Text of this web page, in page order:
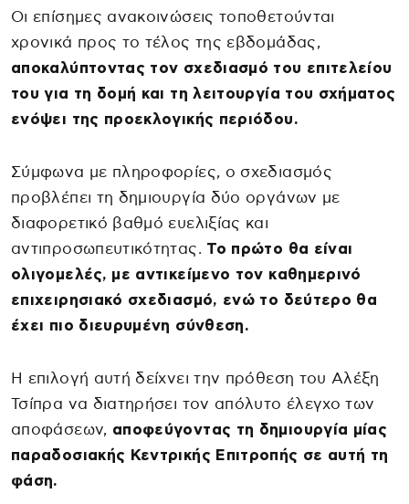
Οι επίσημες ανακοινώσεις τοποθετούνται
χρονικά προς το τέλος της εβδομάδας,
αποκαλύπτοντας τον σχεδιασμό του επιτελείου
του για τη δομή και τη λειτουργία του σχήματος
ενόψει της προεκλογικής περιόδου.
Σύμφωνα με πληροφορίες, ο σχεδιασμός
προβλέπει τη δημιουργία δύο οργάνων με
διαφορετικό βαθμό ευελιξίας και
αντιπροσωπευτικότητας. Το πρώτο θα είναι
ολιγομελές, με αντικείμενο τον καθημερινό
επιχειρησιακό σχεδιασμό, ενώ το δεύτερο θα
έχει πιο διευρυμένη σύνθεση.
Η επιλογή αυτή δείχνει την πρόθεση του Αλέξη
Τσίπρα να διατηρήσει τον απόλυτο έλεγχο των
αποφάσεων, αποφεύγοντας τη δημιουργία μίας
παραδοσιακής Κεντρικής Επιτροπής σε αυτή τη
φάση.